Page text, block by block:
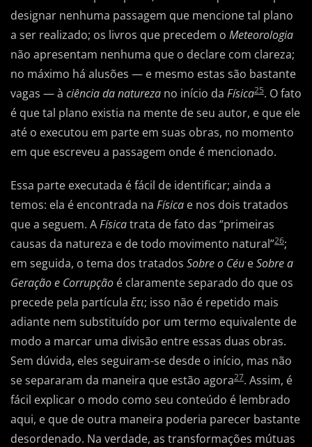
designar nenhuma passagem que mencione tal plano
a ser realizado; os livros que precedem o Meteorologia
não apresentam nenhuma que o declare com clareza;
no máximo há alusões — e mesmo estas são bastante
vagas — à ciência da natureza no início da Física25. O fato
é que tal plano existia na mente de seu autor, e que ele
até o executou em parte em suas obras, no momento
em que escreveu a passagem onde é mencionado.
Essa parte executada é fácil de identificar; ainda a
temos: ela é encontrada na Física e nos dois tratados
que a seguem. AFísicatrata de fato das “primeiras
causas da natureza e de todo movimento natural”26;
em seguida, o tema dos tratados Sobre o Céu eSobre a
Geração e Corrupção é claramente separado do que os
precede pela partícula ἔτι; isso não é repetido mais
adiante nem substituído por um termo equivalente de
modo a marcar uma divisão entre essas duas obras.
Sem dúvida, eles seguiram-se desde o início, mas não
se separaram da maneira que estão agora27. Assim, é
fácil explicar o modo como seu conteúdo é lembrado
aqui, e que de outra maneira poderia parecer bastante
desordenado. Na verdade, as transformações mútuas